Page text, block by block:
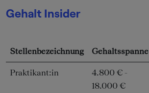
Gehalt Insider
Stellenbezeichnung Gehaltsspanne
Praktikant:in
4.800 € -
18.000 €